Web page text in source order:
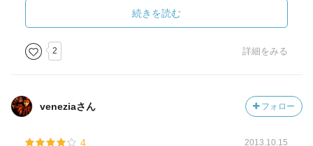
年以上の時を経て、ようやく読む機会を得た。
しかし、率直に、１０代のころ、せめて２０代の前半に読
むべき作品だったと思う。生の意味に対する切望という
んに思える他者とのかかわりと表裏をなす真摯さなど、強
烈な自意識に支えられた登場人物の言葉は、今の自分が読
続きを読む
2 詳細をみる
veneziaさん フォロー
4 2013.10.15